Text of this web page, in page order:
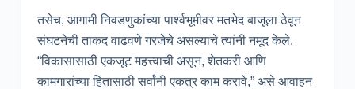
तसेच, आगामी निवडणुकांच्या पार्श्वभूमीवर मतभेद बाजूला ठेवून
संघटनेची ताकद वाढवणे गरजेचे असल्याचे त्यांनी नमूद केले.
“विकासासाठी एकजूट महत्त्वाची असून, शेतकरी आणि
कामगारांच्या हितासाठी सर्वांनी एकत्र काम करावे,” असे आवाहन